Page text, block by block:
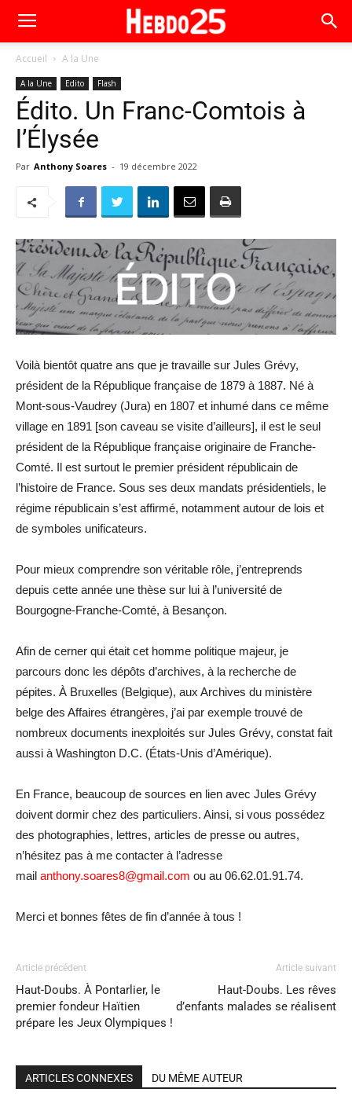
Accueil A la Une
A la Une Edito Flash
Édito. Un Franc-Comtois à
l’Élysée
Par Anthony Soares - 19 décembre 2022
Voilà bientôt quatre ans que je travaille sur Jules Grévy,
président de la République française de 1879 à 1887. Né à
Mont-sous-Vaudrey (Jura) en 1807 et inhumé dans ce même
village en 1891 [son caveau se visite d’ailleurs], il est le seul
président de la République française originaire de Franche-
Comté. Il est surtout le premier président républicain de
l’histoire de France. Sous ses deux mandats présidentiels, le
régime républicain s’est affirmé, notamment autour de lois et
de symboles unificateurs.
Pour mieux comprendre son véritable rôle, j’entreprends
depuis cette année une thèse sur lui à l’université de
Bourgogne-Franche-Comté, à Besançon.
Afin de cerner qui était cet homme politique majeur, je
parcours donc les dépôts d’archives, à la recherche de
pépites. À Bruxelles (Belgique), aux Archives du ministère
belge des Affaires étrangères, j’ai par exemple trouvé de
nombreux documents inexploités sur Jules Grévy, constat fait
aussi à Washington D.C. (États-Unis d’Amérique).
En France, beaucoup de sources en lien avec Jules Grévy
doivent dormir chez des particuliers. Ainsi, si vous possédez
des photographies, lettres, articles de presse ou autres,
n’hésitez pas à me contacter à l’adresse
mail anthony.soares8@gmail.com ou au 06.62.01.91.74.
Merci et bonnes fêtes de fin d’année à tous !
Article précédent
Haut-Doubs. À Pontarlier, le
premier fondeur Haïtien
prépare les Jeux Olympiques !
Article suivant
Haut-Doubs. Les rêves
d’enfants malades se réalisent
ARTICLES CONNEXES DU MÊME AUTEUR